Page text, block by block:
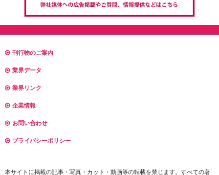
刊行物のご案内
業界データ
業界リンク
企業情報
お問い合わせ
プライバシーポリシー
本サイトに掲載の記事・写真・カット・動画等の転載を禁じます。すべての著